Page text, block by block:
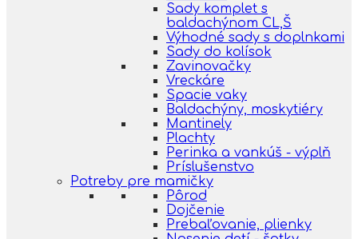
Sady komplet s
baldachýnom CL,Š
Výhodné sady s doplnkami
Sady do kolísok
Zavinovačky
Vreckáre
Spacie vaky
Baldachýny, moskytiéry
Mantinely
Plachty
Perinka a vankúš - výplň
Príslušenstvo
Potreby pre mamičky
Pôrod
Dojčenie
Prebaľovanie, plienky